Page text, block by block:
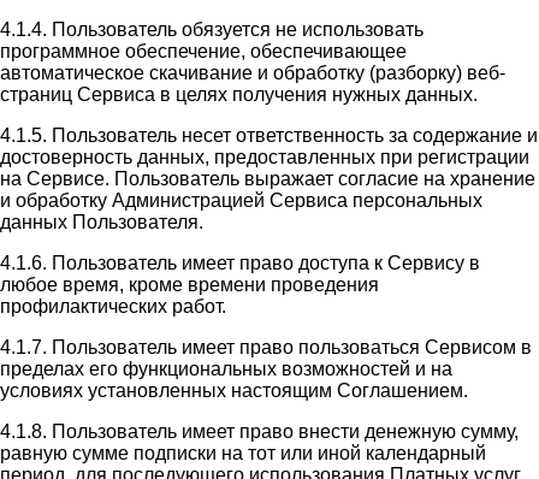
4.1.4. Пользователь обязуется не использовать
программное обеспечение, обеспечивающее
автоматическое скачивание и обработку (разборку) веб-
страниц Сервиса в целях получения нужных данных.
4.1.5. Пользователь несет ответственность за содержание и
достоверность данных, предоставленных при регистрации
на Сервисе. Пользователь выражает согласие на хранение
и обработку Администрацией Сервиса персональных
данных Пользователя.
4.1.6. Пользователь имеет право доступа к Сервису в
любое время, кроме времени проведения
профилактических работ.
4.1.7. Пользователь имеет право пользоваться Сервисом в
пределах его функциональных возможностей и на
условиях установленных настоящим Соглашением.
4.1.8. Пользователь имеет право внести денежную сумму,
равную сумме подписки на тот или иной календарный
период, для последующего использования Платных услуг